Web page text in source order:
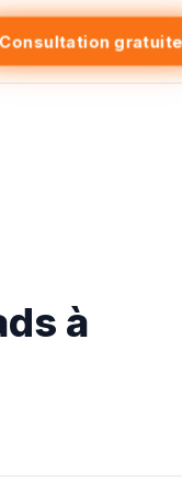
Consultation gratuite
à